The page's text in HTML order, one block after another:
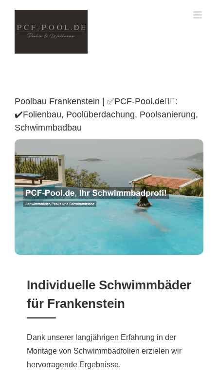
content
Poolbau Frankenstein | ✅PCF-Pool.de🏊🏼:
✔️Folienbau, Poolüberdachung, Poolsanierung,
Schwimmbadbau
Individuelle Schwimmbäder
für Frankenstein
Dank unserer langjährigen Erfahrung in der
Montage von Schwimmbadfolien erzielen wir
hervorragende Ergebnisse.